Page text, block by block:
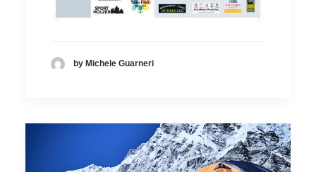
by Michele Guarneri